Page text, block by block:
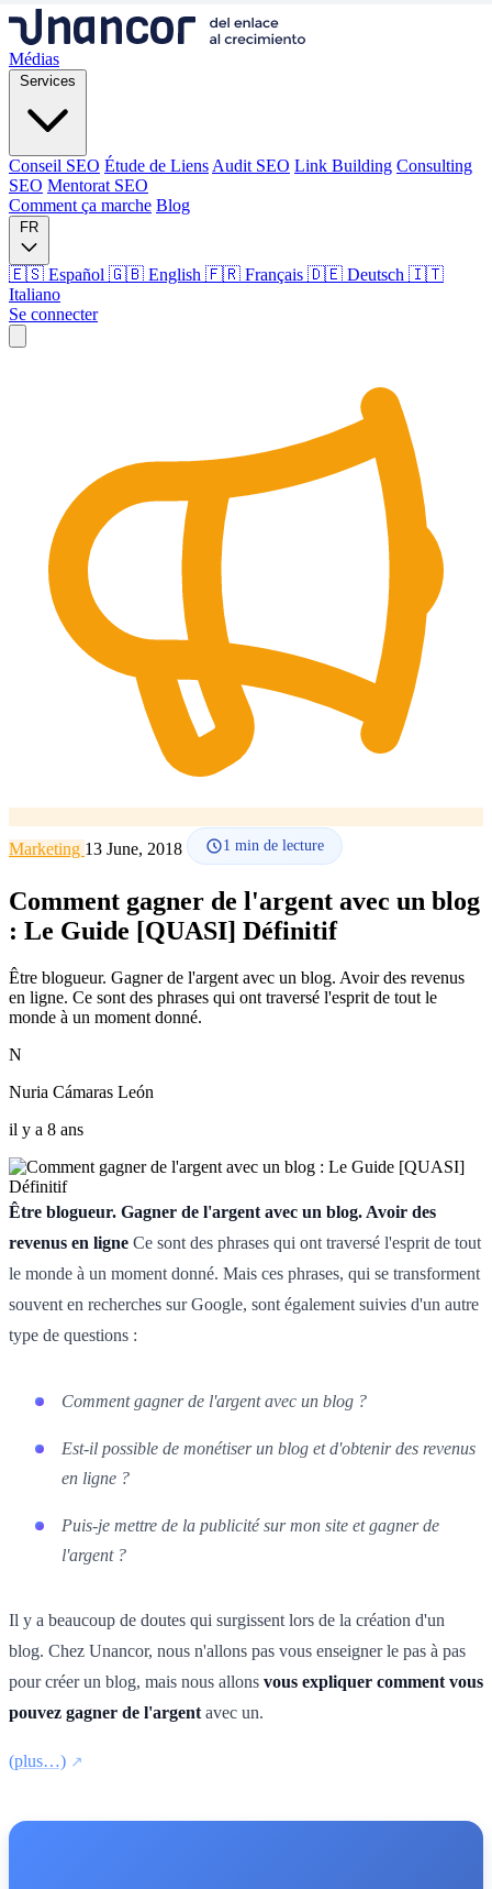
Médias
Services
Conseil SEO Étude de Liens Audit SEO Link Building Consulting
SEO Mentorat SEO
Comment ça marche Blog
FR
🇪🇸 Español 🇬🇧 English 🇫🇷 Français 🇩🇪 Deutsch 🇮🇹
Italiano
Se connecter
Étude de LiensAudit SEO Link Building
Consulting
Mentorat SEO
Comment ça marche Blog
Langue
🇪🇸 ES
🇬🇧 EN 🇫🇷 FR 🇩🇪 DE
Se connecter
Marketing 13 June, 2018 1 min de lecture
Comment gagner de l'argent avec un blog
: Le Guide [QUASI] Définitif
Être blogueur. Gagner de l'argent avec un blog. Avoir des revenus
en ligne. Ce sont des phrases qui ont traversé l'esprit de tout le
monde à un moment donné.
N
Nuria Cámaras León
il y a 8 ans
Être blogueur. Gagner de l'argent avec un blog. Avoir des
revenus en ligne Ce sont des phrases qui ont traversé l'esprit de tout
le monde à un moment donné. Mais ces phrases, qui se transforment
souvent en recherches sur Google, sont également suivies d'un autre
type de questions :
Comment gagner de l'argent avec un blog ?
Est-il possible de monétiser un blog et d'obtenir des revenus
en ligne ?
Puis-je mettre de la publicité sur mon site et gagner de
l'argent ?
Il y a beaucoup de doutes qui surgissent lors de la création d'un
blog. Chez Unancor, nous n'allons pas vous enseigner le pas à pas
pour créer un blog, mais nous allons vous expliquer comment vous
pouvez gagner de l'argent avec un.
(plus…)